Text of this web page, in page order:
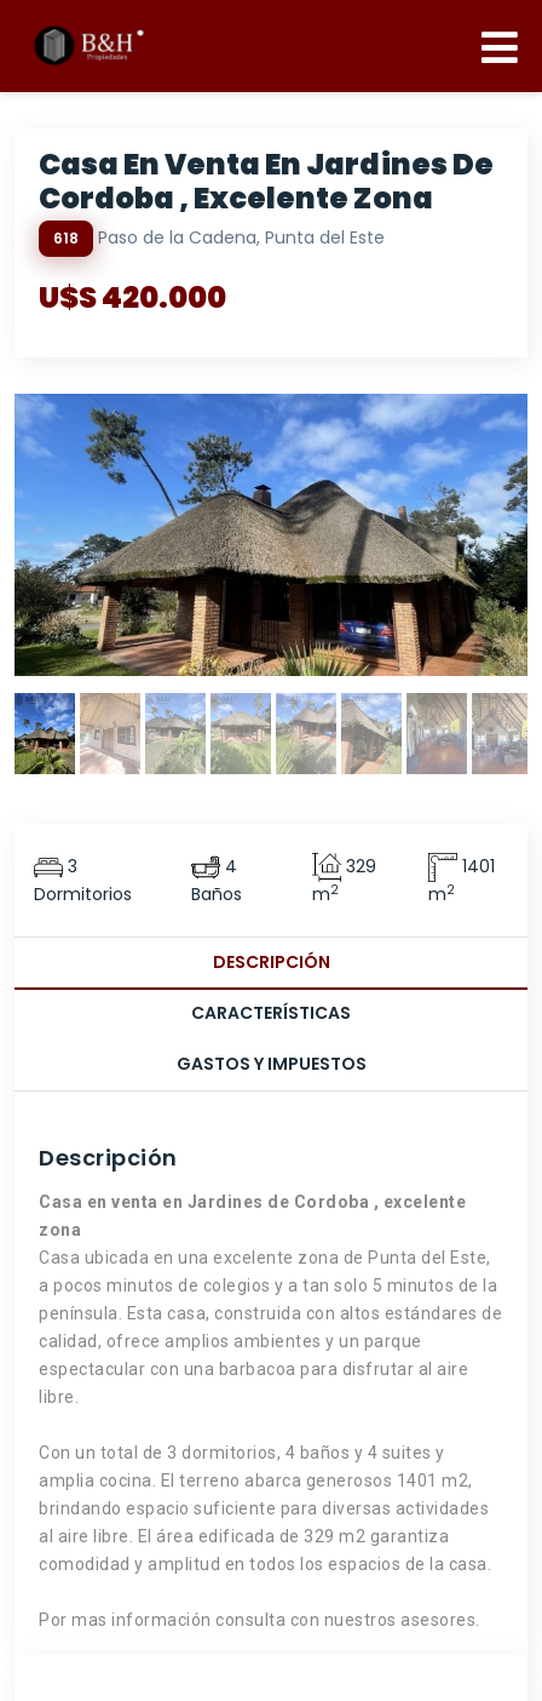
Casa En Venta En Jardines De
Cordoba , Excelente Zona
618 Paso de la Cadena, Punta del Este
U$S 420.000
3
Dormitorios
4
Baños
329
m2
1401
m2
DESCRIPCIÓN
CARACTERÍSTICAS
GASTOS Y IMPUESTOS
Descripción
Casa en venta en Jardines de Cordoba , excelente
zona
Casa ubicada en una excelente zona de Punta del Este,
a pocos minutos de colegios y a tan solo 5 minutos de la
península. Esta casa, construida con altos estándares de
calidad, ofrece amplios ambientes y un parque
espectacular con una barbacoa para disfrutar al aire
libre.
Con un total de 3 dormitorios, 4 baños y 4 suites y
amplia cocina. El terreno abarca generosos 1401 m2,
brindando espacio suficiente para diversas actividades
al aire libre. El área edificada de 329 m2 garantiza
comodidad y amplitud en todos los espacios de la casa.
Por mas información consulta con nuestros asesores.